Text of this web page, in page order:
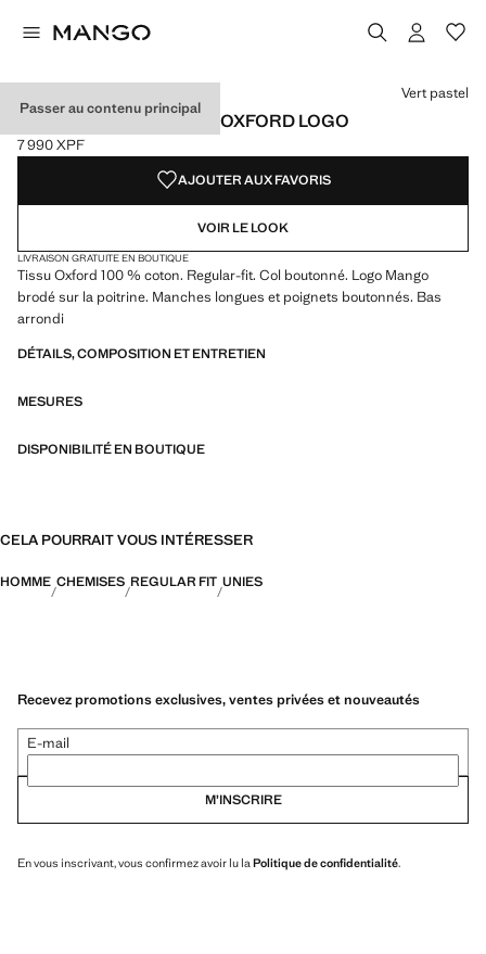
Passer au contenu principal
CHEMISE 100 % COTON OXFORD LOGO
Prix actuel [7 990 XPF ]
7 990 XPF
Choisissez une couleur
Couleur Blanc
Couleur Bleu marine foncé
Couleur Écru
Vert pastel
AJOUTER AUX FAVORIS
VOIR LE LOOK
LIVRAISON GRATUITE EN BOUTIQUE
Tissu Oxford 100 % coton. Regular-fit. Col boutonné. Logo Mango
brodé sur la poitrine. Manches longues et poignets boutonnés. Bas
arrondi
DÉTAILS, COMPOSITION ET ENTRETIEN
MESURES
DISPONIBILITÉ EN BOUTIQUE
CELA POURRAIT VOUS INTÉRESSER
HOMME CHEMISES REGULAR FIT UNIES
Recevez promotions exclusives, ventes privées et nouveautés
E-mail
M’INSCRIRE
En vous inscrivant, vous confirmez avoir lu la Politique de confidentialité.